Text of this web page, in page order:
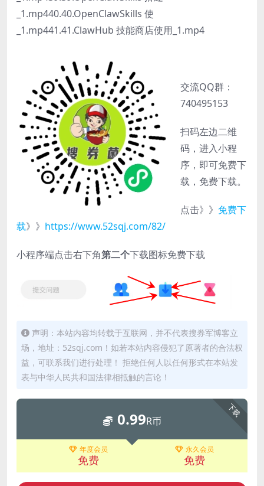
_1.mp440.40.OpenClawSkills 使
_1.mp441.41.ClawHub 技能商店使用_1.mp4
交流QQ群：
740495153
扫码左边二维
码，进入小程
序，即可免费下
载，免费下载。
点击》》 免费下
载》》 https://www.52sqj.com/82/
小程序端点击右下角第二个下载图标免费下载
声明：本站内容均转载于互联网，并不代表搜券军博客立
场，地址：52sqj.com！如若本站内容侵犯了原著者的合法权
益，可联系我们进行处理！ 拒绝任何人以任何形式在本站发
表与中华人民共和国法律相抵触的言论！
下载
0.99R币
年度会员
免费
永久会员
免费